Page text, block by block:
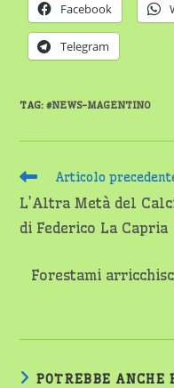
Facebook
Telegram
TAG:#NEWS-MAGENTINO
Leggi
altri
articoli
Articolo
L’Altra Metà del
di Federico La Capria
Forestami
POTREBBE ANCHE